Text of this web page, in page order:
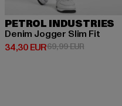
PETROL INDUSTRIES
Denim Jogger Slim Fit
34,30 EUR
Derzeitiger Preis: 34,30 EUR
69,99 EUR